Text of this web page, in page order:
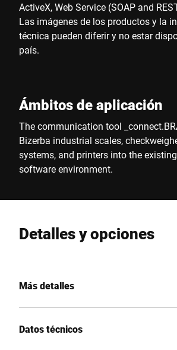
ActiveX, Web Service (SOAP and
Las imágenes de los productos y la
técnica pueden diferir y no estar
país.
Ámbitos de aplicación
The communication tool
Bizerba industrial scales,
systems, and printers into the
software environment.
Detalles y opciones
Más detalles
Datos técnicos